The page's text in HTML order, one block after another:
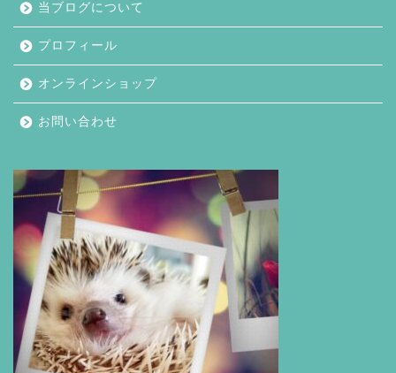
当ブログについて
プロフィール
オンラインショップ
お問い合わせ